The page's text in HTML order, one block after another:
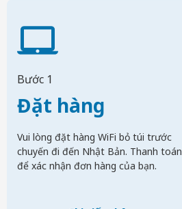
Bước 1
Đặt hàng
Vui lòng đặt hàng WiFi bỏ túi trước
chuyến đi đến Nhật Bản. Thanh toán
để xác nhận đơn hàng của bạn.